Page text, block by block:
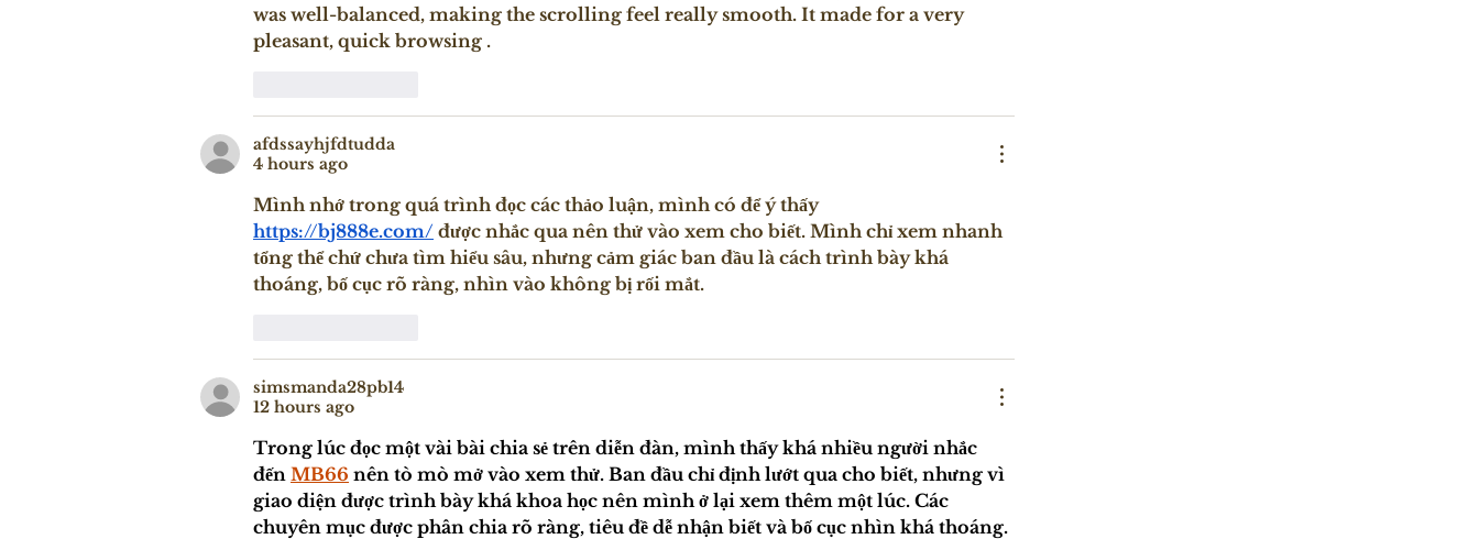
was well-balanced, making the scrolling feel really smooth. It made for a very
pleasant, quick browsing .
afdssayhjfdtudda
4 hours ago
Mình nhớ trong quá trình đọc các thảo luận, mình có để ý thấy
https://bj888e.com/ được nhắc qua nên thử vào xem cho biết. Mình chỉ xem nhanh
tổng thể chứ chưa tìm hiểu sâu, nhưng cảm giác ban đầu là cách trình bày khá
thoáng, bố cục rõ ràng, nhìn vào không bị rối mắt.
simsmanda28pb14
12 hours ago
Trong lúc đọc một vài bài chia sẻ trên diễn đàn, mình thấy khá nhiều người nhắc
đến MB66 nên tò mò mở vào xem thử. Ban đầu chỉ định lướt qua cho biết, nhưng vì
giao diện được trình bày khá khoa học nên mình ở lại xem thêm một lúc. Các
chuyên mục được phân chia rõ ràng, tiêu đề dễ nhận biết và bố cục nhìn khá thoáng.